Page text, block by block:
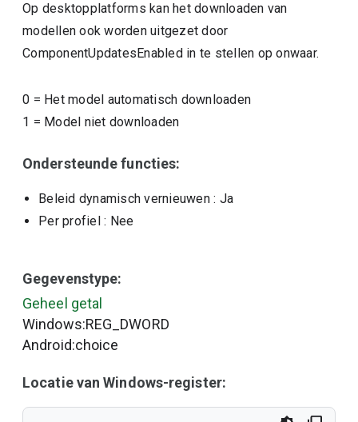
Op desktopplatforms kan het downloaden van
modellen ook worden uitgezet door
ComponentUpdatesEnabled in te stellen op onwaar.
0 = Het model automatisch downloaden
1 = Model niet downloaden
Ondersteunde functies:
Beleid dynamisch vernieuwen : Ja
Per profiel : Nee
Gegevenstype:
Geheel getal
Windows:REG_DWORD
Android:choice
Locatie van Windows-register: